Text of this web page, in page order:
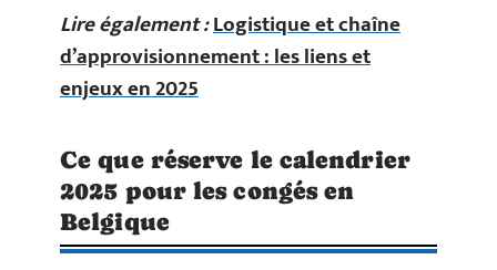
Lire également :Logistique et chaîne
d’approvisionnement : les liens et
enjeux en 2025
Ce que réserve le calendrier
2025 pour les congés en
Belgique